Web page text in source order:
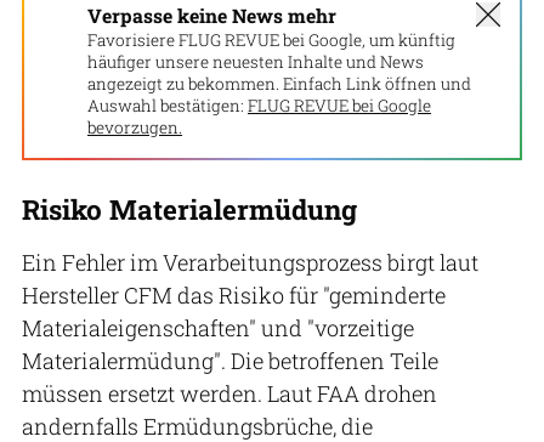
Verpasse keine News mehr
Favorisiere FLUG REVUE bei Google, um künftig
häufiger unsere neuesten Inhalte und News
angezeigt zu bekommen. Einfach Link öffnen und
Auswahl bestätigen: FLUG REVUE bei Google
bevorzugen.
Risiko Materialermüdung
Ein Fehler im Verarbeitungsprozess birgt laut
Hersteller CFM das Risiko für "geminderte
Materialeigenschaften" und "vorzeitige
Materialermüdung". Die betroffenen Teile
müssen ersetzt werden. Laut FAA drohen
andernfalls Ermüdungsbrüche, die